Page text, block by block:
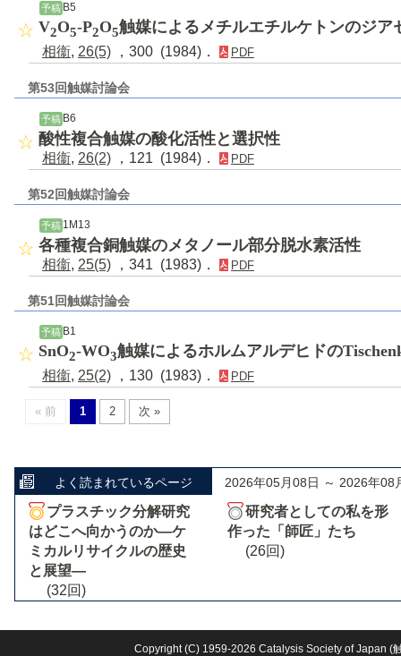
予稿 B5
V2O5-P2O5触媒によるメチルエチルケトンのジア
相衞, 26(5) ，300 (1984)． PDF
第53回触媒討論会
予稿 B6
酸性複合触媒の酸化活性と選択性
相衞, 26(2) ，121 (1984)． PDF
第52回触媒討論会
予稿 1M13
各種複合銅触媒のメタノール部分脱水素活性
相衞, 25(5) ，341 (1983)． PDF
第51回触媒討論会
予稿 B1
SnO2-WO3触媒によるホルムアルデヒドの
相衞, 25(2) ，130 (1983)． PDF
« 前 1 2 次 »
よく読まれているページ 2026年05月08日 ～ 2026年08
プラスチック分解研究
はどこへ向かうのか―ケ
ミカルリサイクルの歴史
と展望―
(32回)
研究者としての私を形
作った「師匠」たち
(26回)
Copyright (C) 1959-2026 Catalysis Society of Japan (